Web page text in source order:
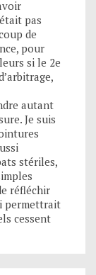
pas
de
pour
si le 2e
autant
Je suis
stériles,
réfléchir
permettrait
cessent